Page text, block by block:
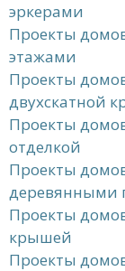
эркерами
Проекты
этажами
Проекты
двухскатной
Проекты
отделкой
Проекты
деревянными
Проекты
крышей
Проекты